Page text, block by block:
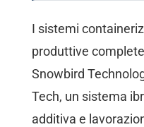
I sistemi
produttive
Snowbird
Tech, un sistema
additiva e